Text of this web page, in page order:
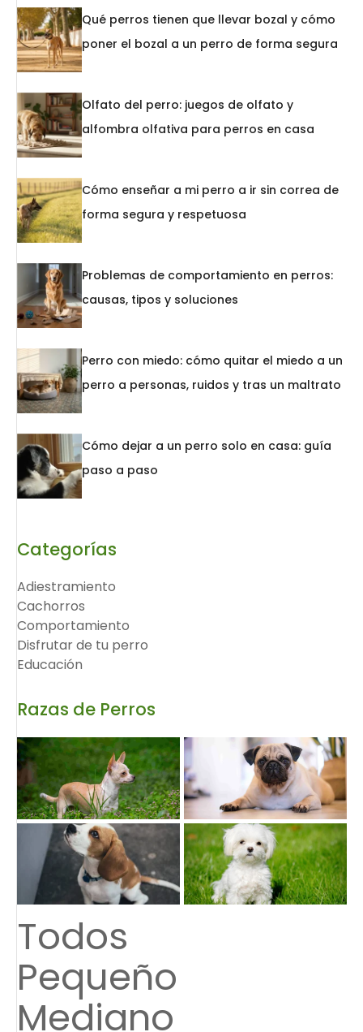
Qué perros tienen que llevar bozal y cómo
poner el bozal a un perro de forma segura
Olfato del perro: juegos de olfato y
alfombra olfativa para perros en casa
Cómo enseñar a mi perro a ir sin correa de
forma segura y respetuosa
Problemas de comportamiento en perros:
causas, tipos y soluciones
Perro con miedo: cómo quitar el miedo a un
perro a personas, ruidos y tras un maltrato
Cómo dejar a un perro solo en casa: guía
paso a paso
Categorías
Adiestramiento
Cachorros
Comportamiento
Disfrutar de tu perro
Educación
Razas de Perros
Todos
Pequeño
Mediano